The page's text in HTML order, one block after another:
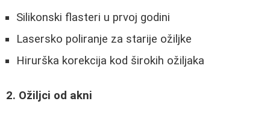
Silikonski flasteri u prvoj godini
Lasersko poliranje za starije ožiljke
Hirurška korekcija kod širokih ožiljaka
2. Ožiljci od akni